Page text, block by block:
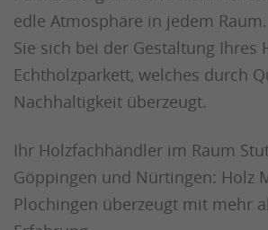
edle Atmosphäre in jedem
Sie sich bei der Gestaltung Ihres
Echtholzparkett, welches durch
Nachhaltigkeit überzeugt.
Ihr Holzfachhändler im Raum
Göppingen und Nürtingen: Holz
Plochingen überzeugt mit mehr